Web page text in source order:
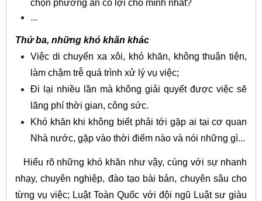
chọn phương án có lợi cho mình nhất?
....
Thứ ba, những khó khăn khác
Việc di chuyển xa xôi, khó khăn, không thuận tiện,
làm chậm trễ quá trình xử lý vụ việc;
Đi lại nhiều lần mà không giải quyết được việc sẽ
lãng phí thời gian, công sức.
Khó khăn khi không biết phải tới gặp ai tại cơ quan
Nhà nước, gặp vào thời điểm nào và nói những gì...
Hiểu rõ những khó khăn như vậy, cùng với sự nhanh
nhạy, chuyên nghiệp, đào tạo bài bản, chuyên sâu cho
từng vụ việc; Luật Toàn Quốc với đội ngũ Luật sư giàu